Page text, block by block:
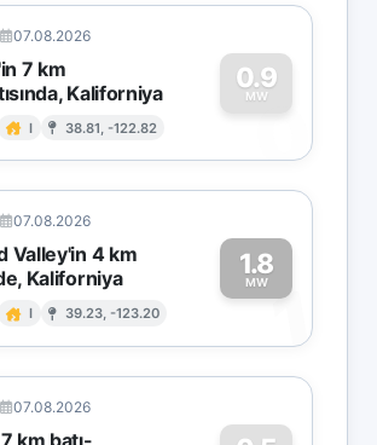
07.08.2026
7 km
Kaliforniya
I 38.81, -122.82
0.9
MW
0
07.08.2026
Valley'in 4 km
Kaliforniya
I 39.23, -123.20
1.8
MW1
07.08.2026
km batı-